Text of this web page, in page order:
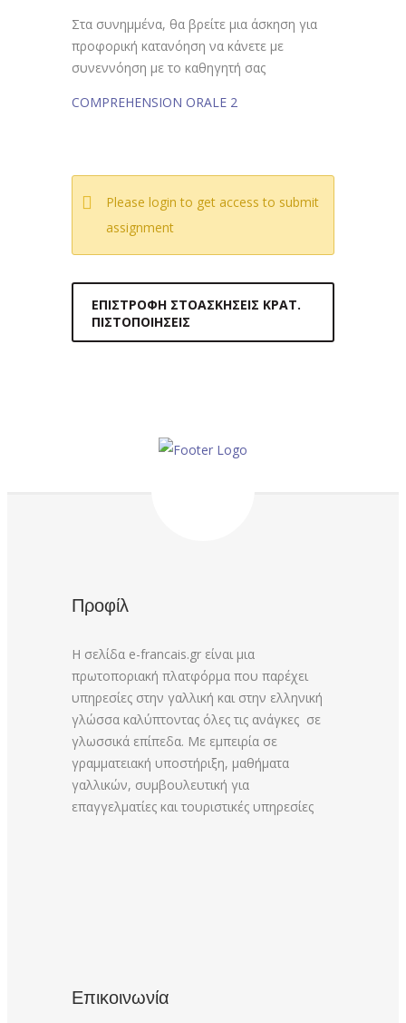
Στα συνημμένα, θα βρείτε μια άσκηση για
προφορική κατανόηση να κάνετε με
συνεννόηση με το καθηγητή σας
COMPREHENSION ORALE 2
Please login to get access to submit
assignment
ΕΠΙΣΤΡΟΦΉ ΣΤΟΑΣΚΉΣΕΙΣ ΚΡΑΤ.
ΠΙΣΤΟΠΟΙΉΣΕΙΣ
Προφίλ
Η σελίδα e-francais.gr είναι μια
πρωτοποριακή πλατφόρμα που παρέχει
υπηρεσίες στην γαλλική και στην ελληνική
γλώσσα καλύπτοντας όλες τις ανάγκες σε
γλωσσικά επίπεδα. Με εμπειρία σε
γραμματειακή υποστήριξη, μαθήματα
γαλλικών, συμβουλευτική για
επαγγελματίες και τουριστικές υπηρεσίες
Επικοινωνία